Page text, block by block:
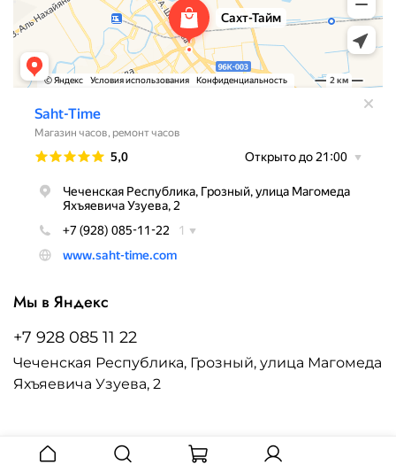
Мы в Яндекс
+7 928 085 11 22
Чеченская Республика, Грозный, улица Магомеда
Яхъяевича Узуева, 2